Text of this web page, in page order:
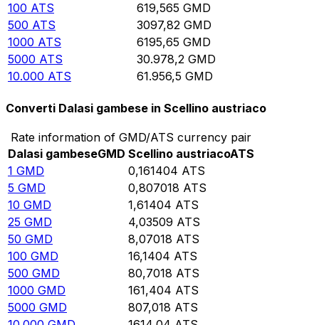
100 ATS 619,565 GMD
500 ATS 3097,82 GMD
1000 ATS 6195,65 GMD
5000 ATS 30.978,2 GMD
10.000 ATS 61.956,5 GMD
Converti Dalasi gambese in Scellino austriaco
Rate information of GMD/ATS currency pair
Dalasi gambeseGMD Scellino austriacoATS
1 GMD 0,161404 ATS
5 GMD 0,807018 ATS
10 GMD 1,61404 ATS
25 GMD 4,03509 ATS
50 GMD 8,07018 ATS
100 GMD 16,1404 ATS
500 GMD 80,7018 ATS
1000 GMD 161,404 ATS
5000 GMD 807,018 ATS